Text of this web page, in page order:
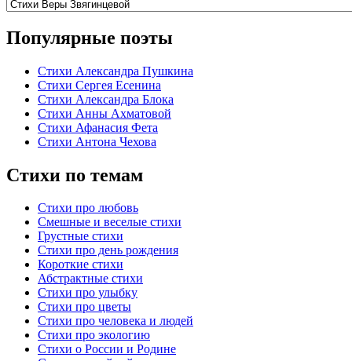
Популярные поэты
Стихи Александра Пушкина
Стихи Сергея Есенина
Стихи Александра Блока
Стихи Анны Ахматовой
Стихи Афанасия Фета
Стихи Антона Чехова
Стихи по темам
Стихи про любовь
Смешные и веселые стихи
Грустные стихи
Стихи про день рождения
Короткие стихи
Абстрактные стихи
Стихи про улыбку
Стихи про цветы
Стихи про человека и людей
Стихи про экологию
Стихи о России и Родине